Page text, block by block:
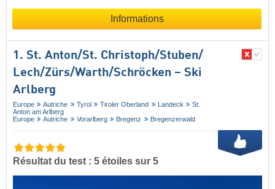
Informations
1. St. Anton/​St. Christoph/​Stuben/​
Lech/​Zürs/​Warth/​Schröcken – Ski
Arlberg
Europe Autriche Tyrol Tiroler Oberland Landeck
St.
Anton am Arlberg
Europe
Autriche Vorarlberg Bregenz Bregenzerwald
Résultat du test : 5 étoiles sur 5